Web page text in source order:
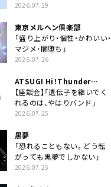
2026.07.29
東京メルヘン倶楽部
「盛り上がり・個性・かわいい・
マジメ・闇堕ち」
2026.07.26
ATSUGI Hi！Thunder
Rock Festival
【座談会】「遺伝子を継いでく
れるのは、やはりバンド」
2026.07.25
黒夢
「恐れることもない。どう転
がっても黒夢でしかない」
2026.07.25